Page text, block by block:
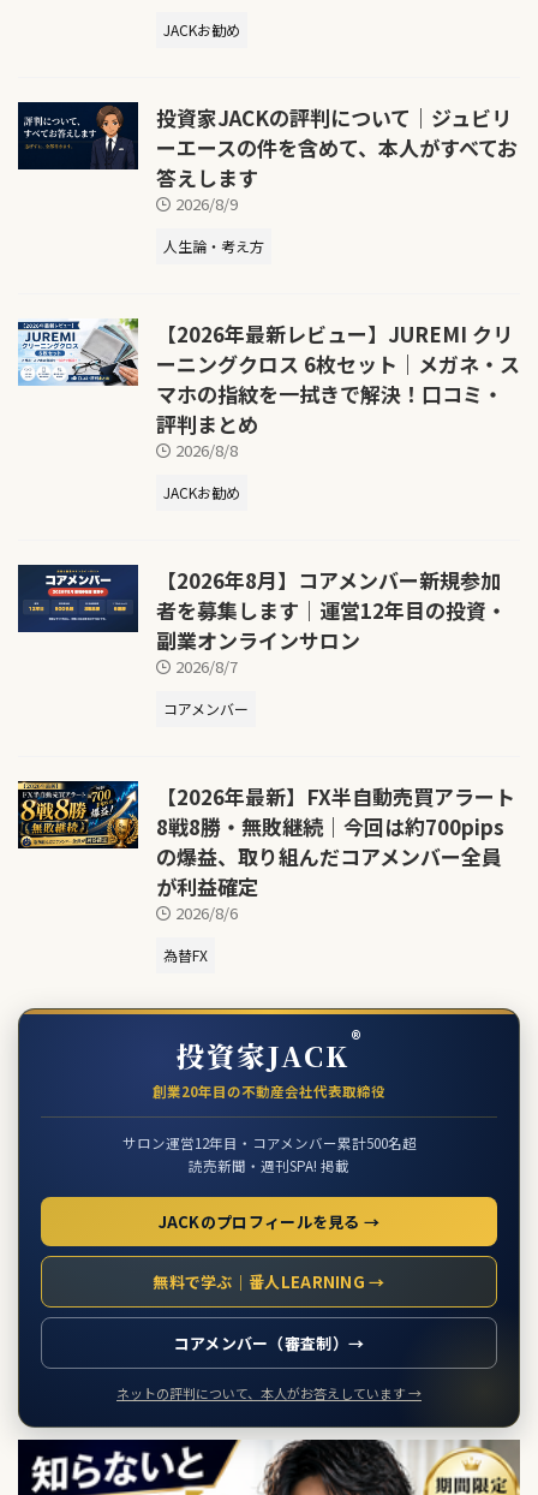
JACKお勧め
投資家JACKの評判について｜ジュビリ
ーエースの件を含めて、本人がすべてお
答えします
2026/8/9
人生論・考え方
【2026年最新レビュー】JUREMI クリ
ーニングクロス 6枚セット｜メガネ・ス
マホの指紋を一拭きで解決！口コミ・
評判まとめ
2026/8/8
JACKお勧め
【2026年8月】コアメンバー新規参加
者を募集します｜運営12年目の投資・
副業オンラインサロン
2026/8/7
コアメンバー
【2026年最新】FX半自動売買アラート
8戦8勝・無敗継続｜今回は約700pips
の爆益、取り組んだコアメンバー全員
が利益確定
2026/8/6
為替FX
投資家JACK®
創業20年目の不動産会社代表取締役
サロン運営12年目・コアメンバー累計500名超
読売新聞・週刊SPA! 掲載
JACKのプロフィールを見る →
無料で学ぶ｜番人LEARNING →
コアメンバー（審査制）→
ネットの評判について、本人がお答えしています →